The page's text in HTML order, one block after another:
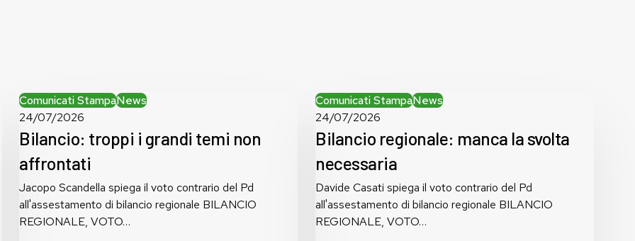
Comunicati StampaNewsBilancio:
i
grandi
non
affrontati
24/07/2026
Bilancio: troppi i grandi temi non
affrontati
Jacopo Scandella spiega il voto contrario del Pd
all'assestamento di bilancio regionale BILANCIO
REGIONALE, VOTO…
Comunicati StampaNewsBilancio
manca
necessaria
24/07/2026
Bilancio regionale: manca la svolta
necessaria
Davide Casati spiega il voto contrario del Pd
all'assestamento di bilancio regionale BILANCIO
REGIONALE, VOTO…